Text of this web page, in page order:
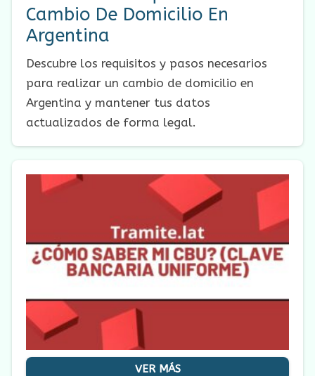
Cambio De Domicilio En
Argentina
Descubre los requisitos y pasos necesarios
para realizar un cambio de domicilio en
Argentina y mantener tus datos
actualizados de forma legal.
VER MÁS